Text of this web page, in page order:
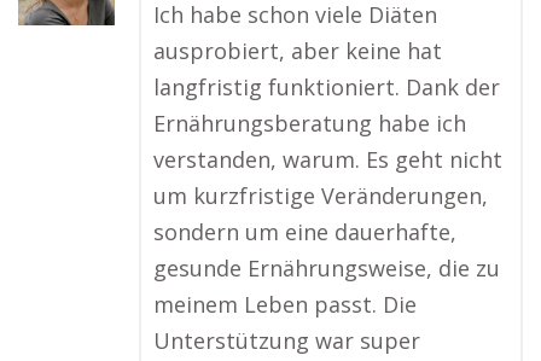
Ich habe schon viele Diäten
ausprobiert, aber keine hat
langfristig funktioniert. Dank der
Ernährungsberatung habe ich
verstanden, warum. Es geht nicht
um kurzfristige Veränderungen,
sondern um eine dauerhafte,
gesunde Ernährungsweise, die zu
meinem Leben passt. Die
Unterstützung war super